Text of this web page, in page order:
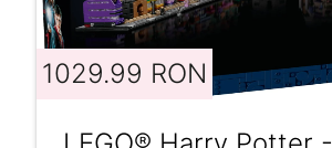
1029.99 RON